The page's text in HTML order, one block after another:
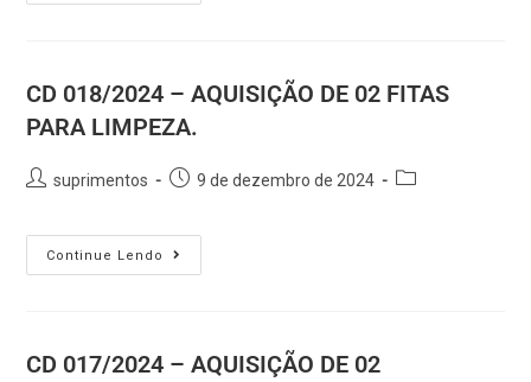
CD 018/2024 – AQUISIÇÃO DE 02 FITAS
PARA LIMPEZA.
suprimentos 9 de dezembro de 2024
Continue Lendo
CD 017/2024 – AQUISIÇÃO DE 02